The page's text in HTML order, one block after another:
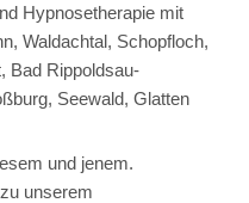
Hypnosetherapie mit
Waldachtal, Schopfloch,
Bad Rippoldsau-
Seewald, Glatten
und jenem.
unserem